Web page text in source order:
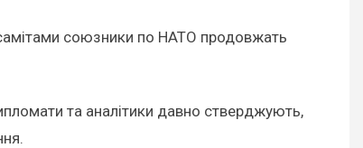
союзники по НАТО продовжать
та аналітики давно стверджують,